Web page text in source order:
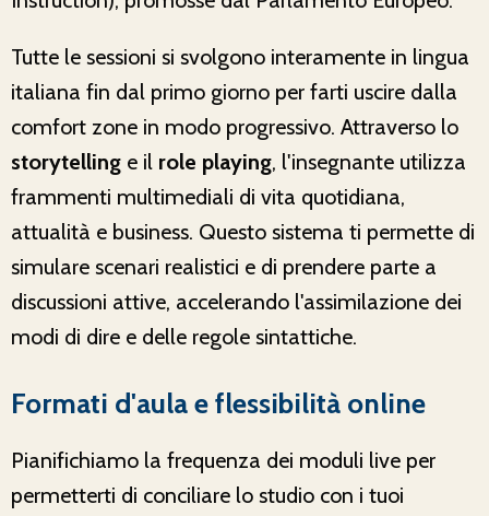
Tutte le sessioni si svolgono interamente in lingua
italiana fin dal primo giorno per farti uscire dalla
comfort zone in modo progressivo. Attraverso lo
storytelling e il role playing, l'insegnante utilizza
frammenti multimediali di vita quotidiana,
attualità e business. Questo sistema ti permette di
simulare scenari realistici e di prendere parte a
discussioni attive, accelerando l'assimilazione dei
modi di dire e delle regole sintattiche.
Formati d'aula e flessibilità online
Pianifichiamo la frequenza dei moduli live per
permetterti di conciliare lo studio con i tuoi